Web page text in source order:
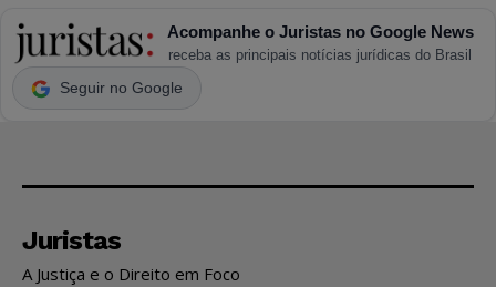
Acompanhe o Juristas no Google News
receba as principais notícias jurídicas do Brasil
Seguir no Google
Juristas
A Justiça e o Direito em Foco